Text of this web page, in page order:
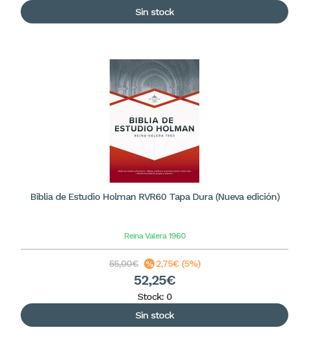
Sin stock
Biblia de Estudio Holman RVR60 Tapa Dura (Nueva edición)
Reina Valera 1960
55,00€ 2,75€ (5%)
52,25€
Stock: 0
Sin stock